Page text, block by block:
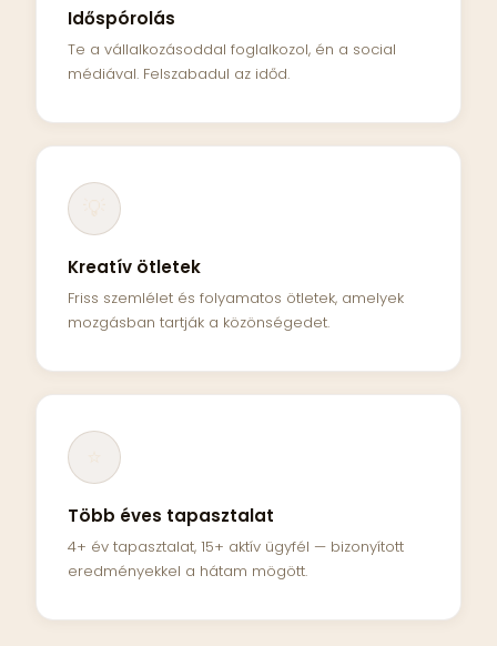
Időspórolás
Te a vállalkozásoddal foglalkozol, én a social
médiával. Felszabadul az időd.
Kreatív ötletek
Friss szemlélet és folyamatos ötletek, amelyek
mozgásban tartják a közönségedet.
Több éves tapasztalat
4+ év tapasztalat, 15+ aktív ügyfél — bizonyított
eredményekkel a hátam mögött.